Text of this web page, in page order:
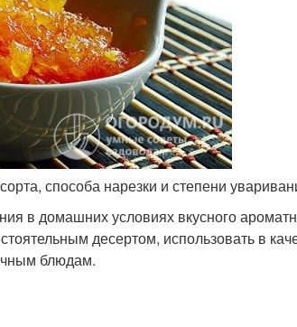
способа нарезки и степени
в домашних условиях вкусного
десертом, использовать в
блюдам.